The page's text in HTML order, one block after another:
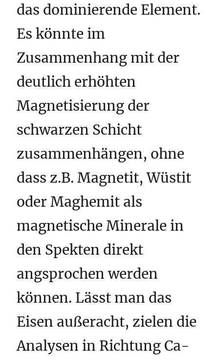
das dominierende Element.
Es könnte im
Zusammenhang mit der
deutlich erhöhten
Magnetisierung der
schwarzen Schicht
zusammenhängen, ohne
dass z.B. Magnetit, Wüstit
oder Maghemit als
magnetische Minerale in
den Spekten direkt
angsprochen werden
können. Lässt man das
Eisen außeracht, zielen die
Analysen in Richtung Ca-